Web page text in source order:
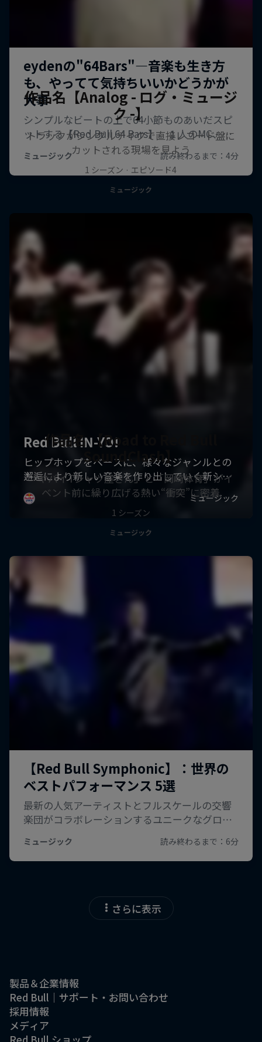
作品名【Analog - ログ・ミュージ
ク -】
トラックがシングルテイクで直接レコード盤に
カットされる現場を見よう
1 シーズン · エピソード4
ミュージック
作品名 【Road to Red Bull
SoundClash】
「ヤバイTシャツ屋さん」と「岡崎体育」がイ
ベント前に繰り広げる熱い“衝突”に密着
1 シーズン
ミュージック
さらに表示